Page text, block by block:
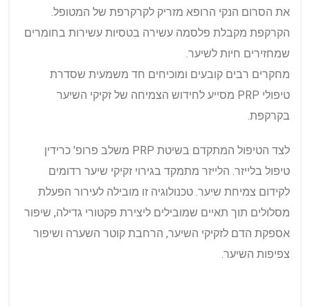
את הסרום הנקי הרופא מזריק לקרקרפת של המטופל.
הקרקפת מקבלת פלסמה עשירה בטסיות עשירות בחומרים
שמחזירים חיות לשיער.
מחקרים רבים קובעים ומוכיחים חד משמעית שסדרת
טיפולי PRP מסייע לחידוש הצמיחה של זקיקי השיער
בקרקפת.
לצד הטיפול המתקדם בשיטת PRP משלב פרופ' כרידין
טיפול בלייזר. הלייזר מתמקד בגירוי זקיקי שיער רדומים
לקידום צמיחת שיער. טכנולוגיה זו מובילה לעירור הפעלת
מסלולים תוך תאיים שמובילים ליצירת פקטורי גדילה, שיפור
אספקת הדם לזקיקי השיער, הרחבת קוטר השערה ושיפור
צפיפות השיער.